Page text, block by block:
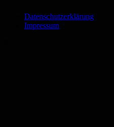
Datenschutzerklärung
Impressum